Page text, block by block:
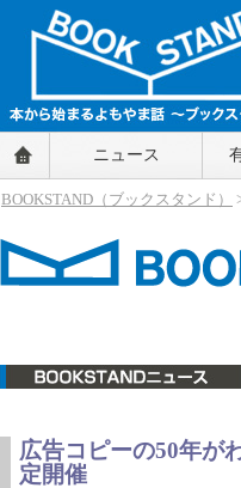
BOOKSTAND（ブックスタ
～本から始まるよもやま話～
BOOKSTAND（ブ
ニュース
BOOKSTAND（ブックスタンド）
広告コピーの50年が
定開催